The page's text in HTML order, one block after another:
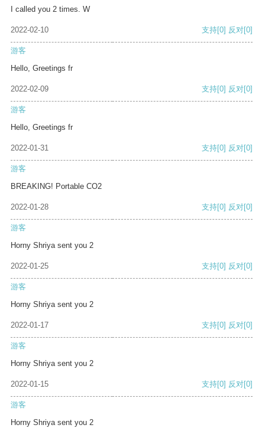
I called you 2 times. W
2022-02-10 支持[0] 反对[0]
游客
Hello, Greetings fr
2022-02-09 支持[0] 反对[0]
游客
Hello, Greetings fr
2022-01-31 支持[0] 反对[0]
游客
BREAKING! Portable CO2
2022-01-28 支持[0] 反对[0]
游客
Horny Shriya sent you 2
2022-01-25 支持[0] 反对[0]
游客
Horny Shriya sent you 2
2022-01-17 支持[0] 反对[0]
游客
Horny Shriya sent you 2
2022-01-15 支持[0] 反对[0]
游客
Horny Shriya sent you 2